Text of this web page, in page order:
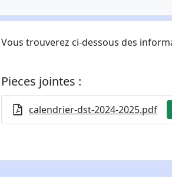
Vous trouverez ci-dessous des
Pieces jointes :
calendrier-dst-2024-2025.pdf